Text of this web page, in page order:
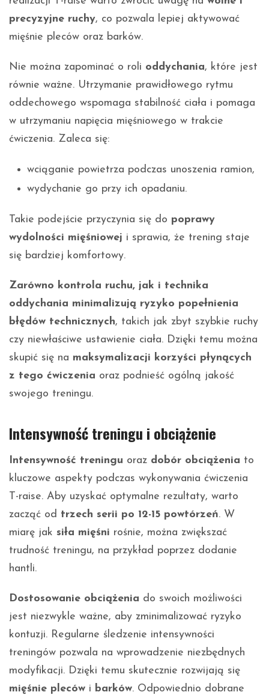
precyzyjne ruchy, co pozwala lepiej aktywować
mięśnie pleców oraz barków.
Nie można zapominać o roli oddychania, które jest
równie ważne. Utrzymanie prawidłowego rytmu
oddechowego wspomaga stabilność ciała i pomaga
w utrzymaniu napięcia mięśniowego w trakcie
ćwiczenia. Zaleca się:
wciąganie powietrza podczas unoszenia ramion,
wydychanie go przy ich opadaniu.
Takie podejście przyczynia się do poprawy
wydolności mięśniowej i sprawia, że trening staje
się bardziej komfortowy.
Zarówno kontrola ruchu, jak i technika
oddychania minimalizują ryzyko popełnienia
błędów technicznych, takich jak zbyt szybkie ruchy
czy niewłaściwe ustawienie ciała. Dzięki temu można
skupić się na maksymalizacji korzyści płynących
z tego ćwiczenia oraz podnieść ogólną jakość
swojego treningu.
Intensywność treningu i obciążenie
Intensywność treningu oraz dobór obciążenia to
kluczowe aspekty podczas wykonywania ćwiczenia
T-raise. Aby uzyskać optymalne rezultaty, warto
zacząć od trzech serii po 12-15 powtórzeń. W
miarę jak siła mięśni rośnie, można zwiększać
trudność treningu, na przykład poprzez dodanie
hantli.
Dostosowanie obciążenia do swoich możliwości
jest niezwykle ważne, aby zminimalizować ryzyko
kontuzji. Regularne śledzenie intensywności
treningów pozwala na wprowadzenie niezbędnych
modyfikacji. Dzięki temu skutecznie rozwijają się
mięśnie pleców i barków. Odpowiednio dobrane